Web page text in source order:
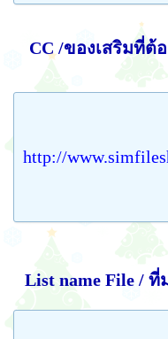
CC /ของเสริมที่ต้
http://
List name File /